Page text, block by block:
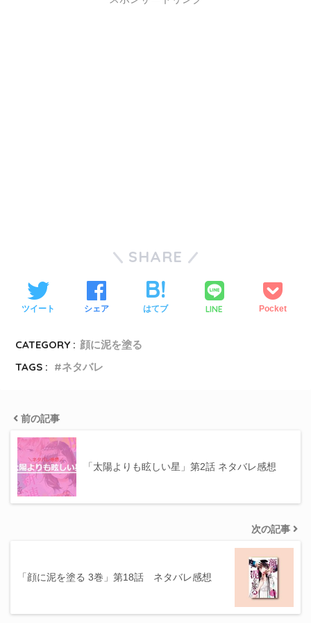
SHARE
ツイート シェア はてブ LINE Pocket
CATEGORY : 顔に泥を塗る
TAGS :
ネタバレ
前の記事
「太陽よりも眩しい星」第2話 ネタバレ感想
次の記事
「顔に泥を塗る 3巻」第18話 ネタバレ感想